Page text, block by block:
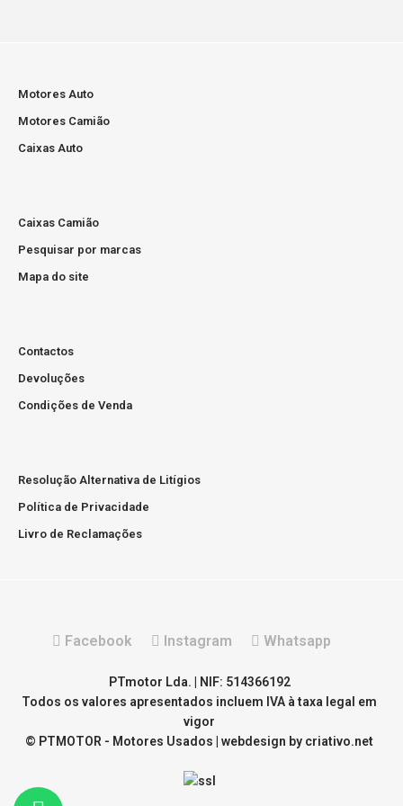
Preço sob consultaMotor reconstruido com Garantia de 12
Preço sob consultaMotor reconstruido com Garantia de 12
meses Prazo de entrega de 2 a 6 diasPortes grátis para
Motores Auto
Motores Camião
Caixas Auto
Caixas Camião
Pesquisar por marcas
Mapa do site
Contactos
Devoluções
Condições de Venda
Resolução Alternativa de Litígios
Política de Privacidade
Livro de Reclamações
Facebook Instagram Whatsapp
PTmotor Lda. | NIF: 514366192
Todos os valores apresentados incluem IVA à taxa legal em
vigor
© PTMOTOR - Motores Usados | webdesign by criativo.net